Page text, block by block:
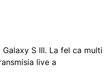
S III. La fel ca multi
live a